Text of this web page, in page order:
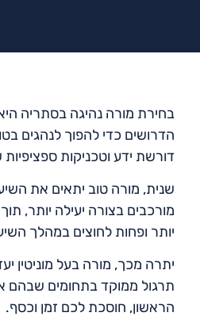
בחירת מורה נהיגה בסתריה
הדרושים כדי להפוך לנהגים
דורשת ידע וטכניקות
שנית, מורה טוב יתאים את
מורכבים בצורה יעילה יותר,
יותר ופחות לחוצים במהלך
יתרה מכך, מורה בעל מוניטין
תרגול ממוקד בתחומים שבהם
הראשון, חוסכת לכם זמן וכסף.